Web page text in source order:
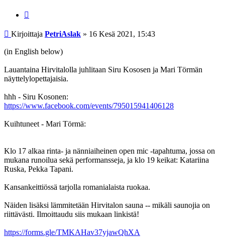
Viesti
Kirjoittaja PetriAslak » 16 Kesä 2021, 15:43
(in English below)
Lauantaina Hirvitalolla juhlitaan Siru Kososen ja Mari Törmän
näyttelylopettajaisia.
hhh - Siru Kosonen:
https://www.facebook.com/events/795015941406128
Kuihtuneet - Mari Törmä:
Klo 17 alkaa rinta- ja nänniaiheinen open mic -tapahtuma, jossa on
mukana runoilua sekä performansseja, ja klo 19 keikat: Katariina
Ruska, Pekka Tapani.
Kansankeittiössä tarjolla romanialaista ruokaa.
Näiden lisäksi lämmitetään Hirvitalon sauna -- mikäli saunojia on
riittävästi. Ilmoittaudu siis mukaan linkistä!
https://forms.gle/TMKAHav37yjawQhXA